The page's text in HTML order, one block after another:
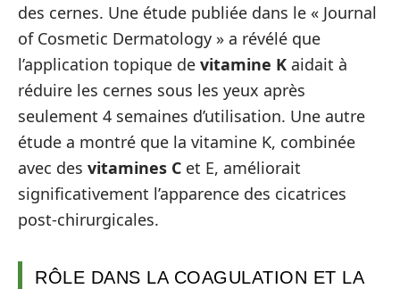
des cernes. Une étude publiée dans le « Journal
of Cosmetic Dermatology » a révélé que
l’application topique de vitamine K aidait à
réduire les cernes sous les yeux après
seulement 4 semaines d’utilisation. Une autre
étude a montré que la vitamine K, combinée
avec des vitamines C et E, améliorait
significativement l’apparence des cicatrices
post-chirurgicales.
RÔLE DANS LA COAGULATION ET LA